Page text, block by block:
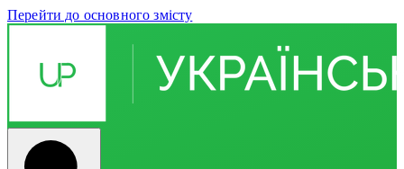
Перейти до основного змісту